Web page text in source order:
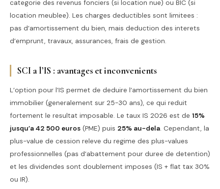
categorie des revenus fonciers (si location nue) ou BIC (si
location meublee). Les charges deductibles sont limitees :
pas d’amortissement du bien, mais deduction des interets
d’emprunt, travaux, assurances, frais de gestion.
SCI a l’IS : avantages et inconvenients
L’option pour l’IS permet de deduire l’amortissement du bien
immobilier (generalement sur 25-30 ans), ce qui reduit
fortement le resultat imposable. Le taux IS 2026 est de 15%
jusqu’a 42 500 euros (PME) puis 25% au-dela. Cependant, la
plus-value de cession releve du regime des plus-values
professionnelles (pas d’abattement pour duree de detention)
et les dividendes sont doublement imposes (IS + flat tax 30%
ou IR).